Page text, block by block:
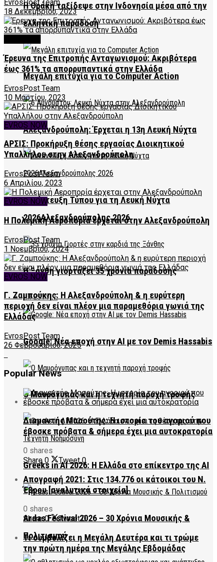
Η Θράκη ταξίδεψε στην Ινδονησία μέσα από την
ελληνική παράδοση
Μεγάλη επιτυχία για το Computer Action
Αλεξανδρούπολη: Έρχεται η 13η Λευκή Νύχτα
Συνέντευξη Τύπου για τη Λευκή Νύχτα
2026Αλεξανδρούπολης 2026
Η Ξάνθη γιορτάζει 35 χρόνια παράδοσης
LIFESTYLE
Google: Νέα εποχή στην AI με τον Demis Hassabis
Ο Μαυρόγυπας και η τεχνητή παροχή τροφής
Greeks in AI 2026: Η Ελλάδα στο επίκεντρο της AI
Ardas Festival 2026 – 30 Χρόνια Μουσικής &
Πολιτισμού
EvrosPost Team
18 Δεκεμβρίου, 2023
Έρευνα της Επιτροπής Ανταγωνισμού: Ακριβότερα
έως 361% τα απορρυπαντικά στην Ελλάδα
EvrosPost Team
10 Μαρτίου, 2023
EVROS NOW
ΑΡΣΙΣ: Προκήρυξη θέσης εργασίας Διοικητικού
Υπαλλήλου στην Αλεξανδρούπολη
EvrosPost Team
6 Απριλίου, 2023
EVROS NOW
Η Πολεμική Αεροπορία έρχεται στην Αλεξανδρούπολη
EvrosPost Team
1 Νοεμβρίου, 2024
EVROS NOW
Γ. Ζαμπούκης: Η Αλεξανδρούπολη & η ευρύτερη
περιοχή δεν είναι πλέον μια παραμεθόρια γωνιά της
Ελλάδας
EvrosPost Team
26 Φεβρουαρίου, 2025
Popular News
Διαμαντής Μασούτης: Η ιστορία του αγοριού που
έβοσκε πρόβατα & σήμερα έχει μια αυτοκρατορία
0 shares
Share 0 Tweet 0
Απογραφή 2021: Στις 134.776 οι κάτοικοι του Ν.
Έβρου [αναλυτικά στοιχεία]
0 shares
Share 0 Tweet 0
Τι συμβολίζει η Μεγάλη Δευτέρα και τι τρώμε
την πρώτη ημέρα της Μεγάλης Εβδομάδας